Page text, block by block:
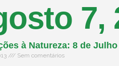
7,
à Natureza: 8 de Julho
Sem comentários